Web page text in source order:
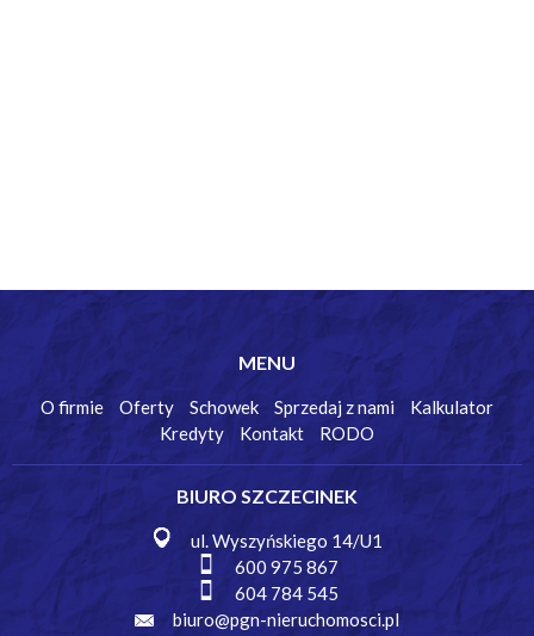
MENU
O firmie Oferty Schowek Sprzedaj z nami
Kalkulator
Kredyty
Kontakt RODO
BIURO SZCZECINEK
ul. Wyszyńskiego 14/U1
600 975 867
604 784 545
biuro@pgn-nieruchomosci.pl